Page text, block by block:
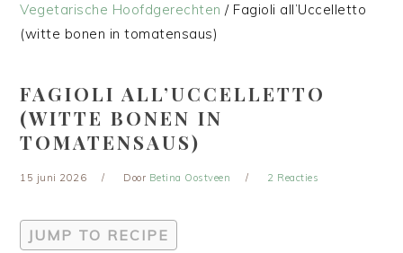
Vegetarische Hoofdgerechten /Fagioli all’Uccelletto
(witte bonen in tomatensaus)
FAGIOLI ALL’UCCELLETTO
(WITTE BONEN IN
TOMATENSAUS)
15 juni 2026 Door Betina Oostveen 2 Reacties
JUMP TO RECIPE